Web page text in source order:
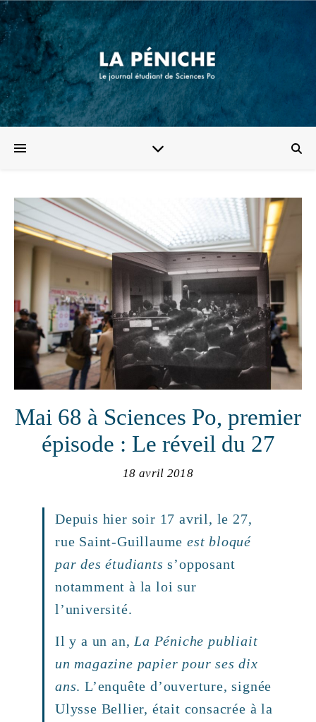
Mai 68 à Sciences Po, premier
épisode : Le réveil du 27
18 avril 2018
Depuis hier soir 17 avril, le 27,
rue Saint-Guillaume est bloqué
par des étudiants s’opposant
notamment à la loi sur
l’université.
Il y a un an, La Péniche publiait
un magazine papier pour ses dix
ans. L’enquête d’ouverture, signée
Ulysse Bellier, était consacrée à la